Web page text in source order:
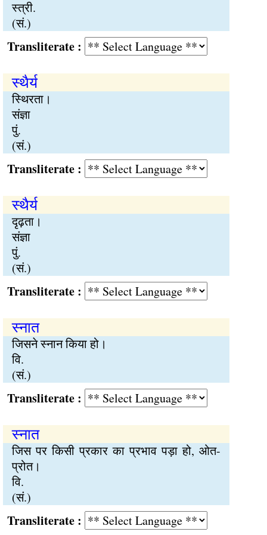
स्त्री.
(सं.)
:
स्थैर्य
स्थिरता।
संज्ञा
पुं.
(सं.)
:
स्थैर्य
दृढ़ता।
संज्ञा
पुं.
(सं.)
:
स्नात
जिसने स्नान किया हो।
वि.
(सं.)
:
स्नात
जिस पर किसी प्रकार का प्रभाव पड़ा हो, ओत-
प्रोत।
वि.
(सं.)
: